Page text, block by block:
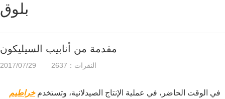
بلوق
مقدمة من أنابيب السيليكون
2017/07/29 النقرات：2637
في الوقت الحاضر، في عملية الإنتاج الصيدلانية، وتستخدمخراطيم